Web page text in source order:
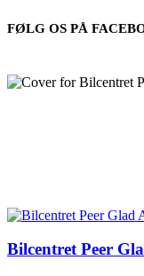
FØLG OS PÅ
Bilcentret Peer